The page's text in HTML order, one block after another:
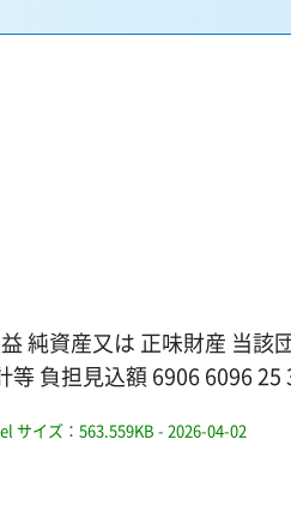
純資産又は 正味財産 当該
負担見込額 6906 6096 25
サイズ：563.559KB - 2026-04-02